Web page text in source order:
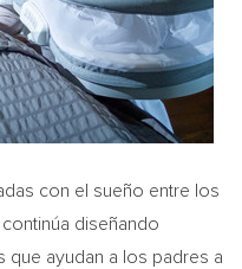
con el sueño entre los
diseñando
ayudan a los padres a